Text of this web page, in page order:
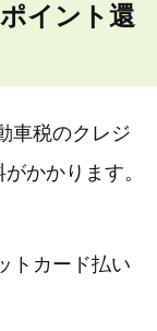
イント還
車税のクレジ
かかります。
トカード払い